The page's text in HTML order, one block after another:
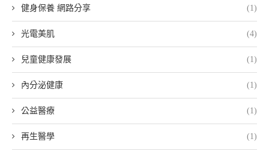
健身保養 網路分享 (1)
光電美肌 (4)
兒童健康發展 (1)
內分泌健康 (1)
公益醫療 (1)
再生醫學 (1)